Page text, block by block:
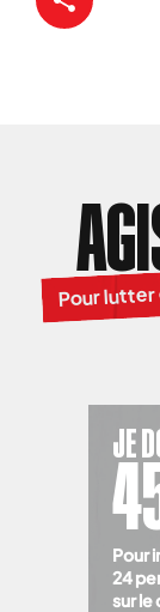
Pour
JE
Pour
24
sur